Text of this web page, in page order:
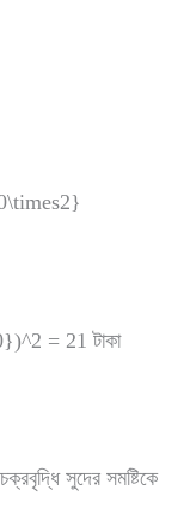
= 21 টাকা
সুদের সমষ্টিকে